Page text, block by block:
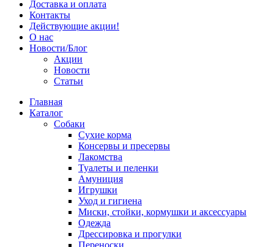
Доставка и оплата
Контакты
Действующие акции!
О нас
Новости/Блог
Акции
Новости
Статьи
Главная
Каталог
Собаки
Сухие корма
Консервы и пресервы
Лакомства
Туалеты и пеленки
Амуниция
Игрушки
Уход и гигиена
Миски, стойки, кормушки и аксессуары
Одежда
Дрессировка и прогулки
Переноски